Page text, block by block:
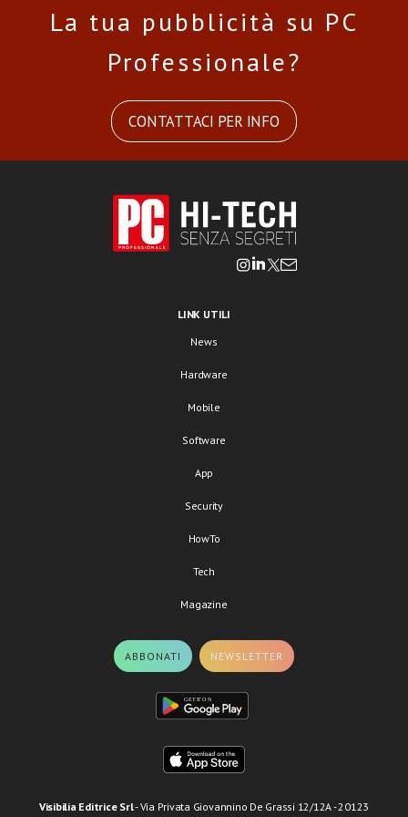
La tua pubblicità su PC
Professionale?
CONTATTACI PER INFO
LINK UTILI
News
Hardware
Mobile
Software
App
Security
HowTo
Tech
Magazine
ABBONATI NEWSLETTER
Visibilia Editrice Srl- Via Privata Giovannino De Grassi 12/12A - 20123